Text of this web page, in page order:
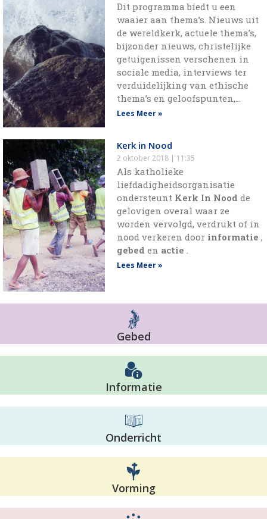
Dit programma biedt u een
waaier aan thema’s. Nieuws uit
de wereldkerk, actuele thema’s,
bijzonder nieuws, christelijke
getuigenissen verschenen in
sociale media, interviews ter
verduidelijking van ethische
thema’s en geloofspunten,…
Lees Meer »
Kerk in Nood
2 oktober 2018 11:35
Als katholieke
liefdadigheidsorganisatie
ondersteunt Kerk In Nood de
gelovigen overal waar ze
worden vervolgd, verdrukt of in
nood verkeren door informatie ,
gebed en actie
Lees Meer »
Gebed
Informatie
Onderricht
Vorming